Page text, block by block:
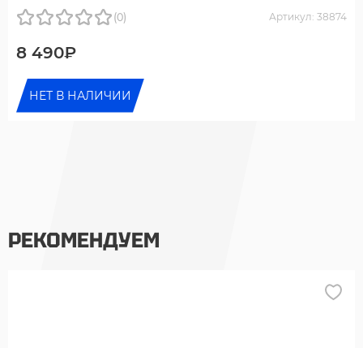
(0) Артикул: 38874
8 490₽
НЕТ В НАЛИЧИИ
РЕКОМЕНДУЕМ